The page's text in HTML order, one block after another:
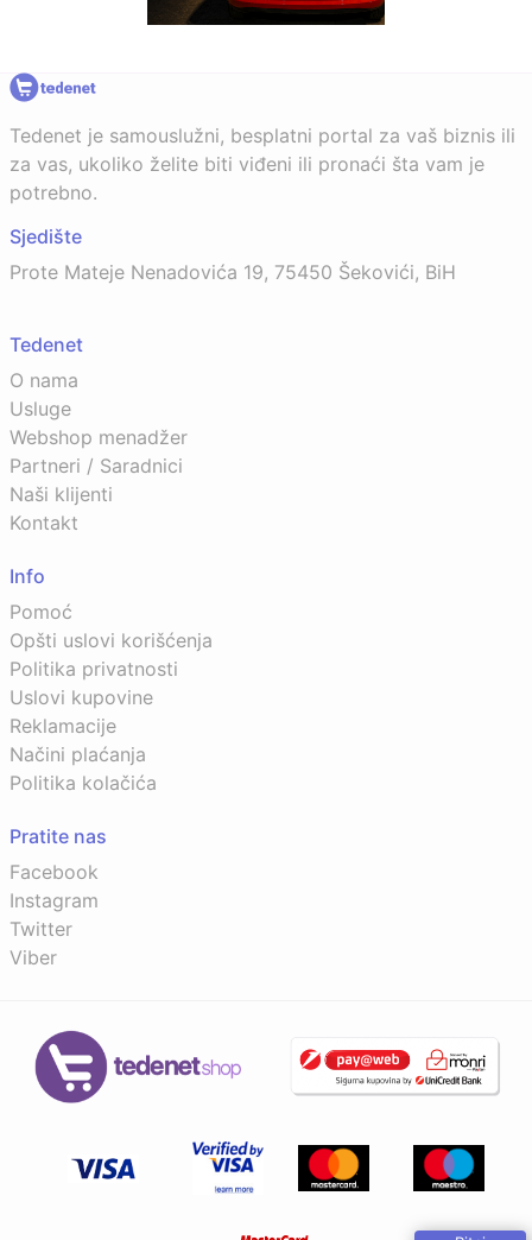
Tedenet je samouslužni, besplatni portal za vaš biznis ili
za vas, ukoliko želite biti viđeni ili pronaći šta vam je
potrebno.
Sjedište
Prote Mateje Nenadovića 19, 75450 Šekovići, BiH
Tedenet
O nama
Usluge
Webshop menadžer
Partneri / Saradnici
Naši klijenti
Kontakt
Info
Pomoć
Opšti uslovi korišćenja
Politika privatnosti
Uslovi kupovine
Reklamacije
Načini plaćanja
Politika kolačića
Pratite nas
Facebook
Instagram
Twitter
Viber